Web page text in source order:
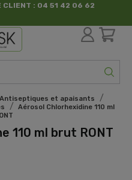
CLIENT : 04 51 42 06 62
Antiseptiques et apaisants
Aérosol Chlorhexidine 110 ml
110 ml brut RONT